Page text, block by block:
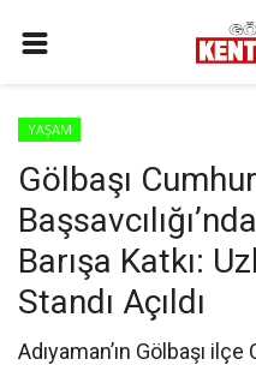
İLETIŞIM
3. SAYFA
GÜNDEM
YAŞAM
YAŞAM
Gölbaşı
Barışa Katkı:
Standı Açıldı ‎
Adıyaman’ın Gölbaşı